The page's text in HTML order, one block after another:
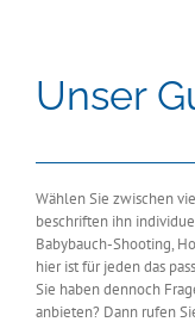
Unser
Wählen Sie zwischen
beschriften ihn
Babybauch-Shooting,
hier ist für jeden das
Sie haben dennoch
anbieten? Dann rufen